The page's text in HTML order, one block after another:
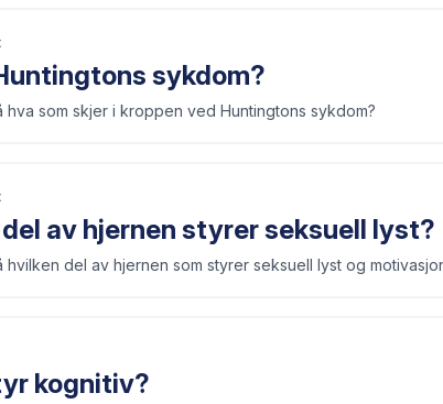
sykdom?
hva som skjer i kroppen ved Huntingtons sykdom?
av hjernen styrer seksuell lyst?
hvilken del av hjernen som styrer seksuell lyst og
kognitiv?